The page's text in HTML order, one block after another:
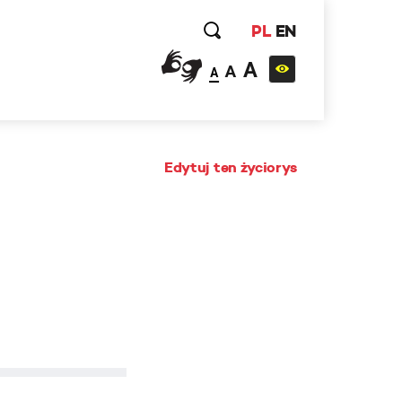
PL EN
A A A
Edytuj ten życiorys